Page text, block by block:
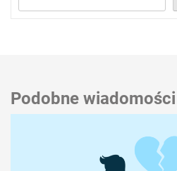
Podobne wiadomości